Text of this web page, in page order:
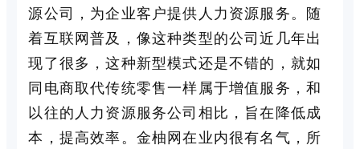
源公司，为企业客户提供人力资源服务。随
着互联网普及，像这种类型的公司近几年出
现了很多，这种新型模式还是不错的，就如
同电商取代传统零售一样属于增值服务，和
以往的人力资源服务公司相比，旨在降低成
本，提高效率。金柚网在业内很有名气，所